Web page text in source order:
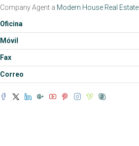
Company Agenta Modern House Real Estate
Oficina
Móvil
Fax
Correo